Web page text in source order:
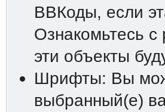
ВВКоды, если
Ознакомьтесь
эти объекты
Шрифты: Вы
выбранный(е)